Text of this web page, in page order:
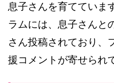
息子さんを育てていま
ラムには、息子さんと
さん投稿されており、
援コメントが寄せられ